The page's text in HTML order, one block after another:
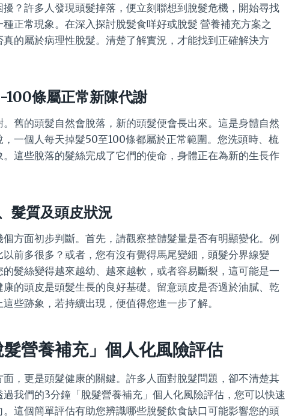
？許多人發現頭髮掉落，便立刻聯想到脫髮危機，開始尋找
正常現象。在深入探討脫髮食咩好或脫髮 營養補充方案之
的屬於病理性脫髮。清楚了解實況，才能找到正確解決方
條屬正常新陳代謝
舊的頭髮自然會脫落，新的頭髮便會長出來。這是身體自然
一個人每天掉髮50至100條都屬於正常範圍。您洗頭時、梳
這些脫落的髮絲完成了它們的使命，身體正在為新的生長作
髮質及頭皮狀況
方面初步判斷。首先，請觀察整體髮量是否有明顯變化。例
前多很多？或者，您有沒有覺得馬尾變細，頭髮分界線變
髮絲變得越來越幼、越來越軟，或者容易斷裂，這可能是一
的頭皮是頭髮生長的良好基礎。留意頭皮是否過於油膩、乾
些跡象，若持續出現，便值得您進一步了解。
營養補充」個人化風險評估
，更是頭髮健康的關鍵。許多人面對脫髮問題，卻不清楚其
我們的3分鐘「脫髮營養補充」個人化風險評估，您可以快速
這個簡單評估有助您辨識哪些脫髮飲食缺口可能影響您的頭